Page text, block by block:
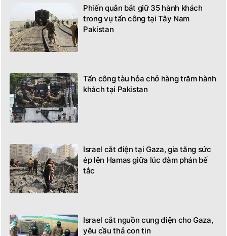
Phiến quân bắt giữ 35 hành khách
trong vụ tấn công tại Tây Nam
Pakistan
Tấn công tàu hỏa chở hàng trăm hành
khách tại Pakistan
Israel cắt điện tại Gaza, gia tăng sức
ép lên Hamas giữa lúc đàm phán bế
tắc
Israel cắt nguồn cung điện cho Gaza,
yêu cầu thả con tin